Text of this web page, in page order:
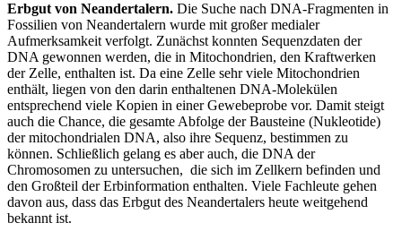
Erbgut von Neandertalern. Die Suche nach DNA-Fragmenten in
Fossilien von Neandertalern wurde mit großer medialer
Aufmerksamkeit verfolgt. Zunächst konnten Sequenzdaten der
DNA gewonnen werden, die in Mitochondrien, den Kraftwerken
der Zelle, enthalten ist. Da eine Zelle sehr viele Mitochondrien
enthält, liegen von den darin enthaltenen DNA-Molekülen
entsprechend viele Kopien in einer Gewebeprobe vor. Damit steigt
auch die Chance, die gesamte Abfolge der Bausteine (Nukleotide)
der mitochondrialen DNA, also ihre Sequenz, bestimmen zu
können. Schließlich gelang es aber auch, die DNA der
Chromosomen zu untersuchen, die sich im Zellkern befinden und
den Großteil der Erbinformation enthalten. Viele Fachleute gehen
davon aus, dass das Erbgut des Neandertalers heute weitgehend
bekannt ist.